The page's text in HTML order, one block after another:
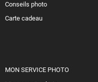
Conseils photo
Carte cadeau
MON SERVICE PHOTO